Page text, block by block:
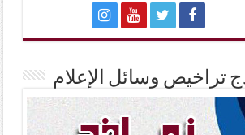
تراخيص وسائل الإعلام